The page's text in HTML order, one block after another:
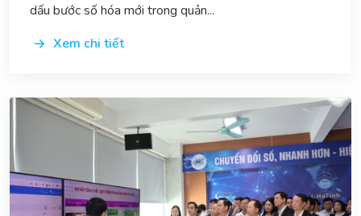
dấu bước số hóa mới trong quản...
Xem chi tiết